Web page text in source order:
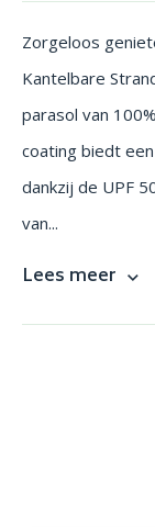
Zorgeloos
Kantelbare
parasol van
coating biedt
dankzij de UPF
van...
Lees meer